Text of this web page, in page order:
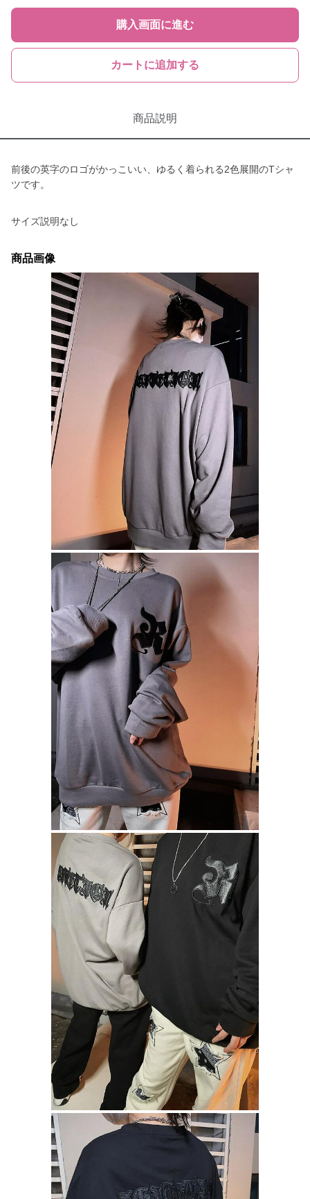
購入画面に進む
カートに追加する
商品説明
前後の英字のロゴがかっこいい、ゆるく着られる2色展開のTシャ
ツです。
サイズ説明なし
商品画像